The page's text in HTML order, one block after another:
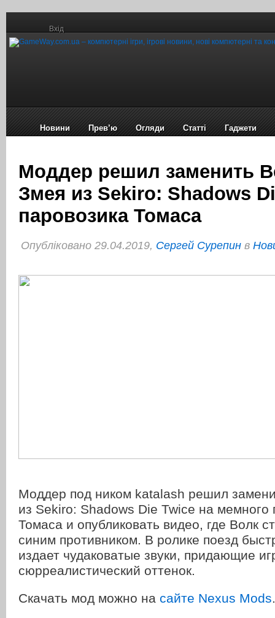
Вхід
Новини Прев’ю Огляди Статті Гаджети
Моддер решил заменить
Змея из Sekiro: Shadows
паровозика Томаса
Опубліковано 29.04.2019, Сергей Сурепин в
Моддер под ником katalash решил
из Sekiro: Shadows Die Twice на мемного
Томаса и опубликовать видео, где Волк
синим противником. В ролике поезд
издает чудаковатые звуки, придающие
сюрреалистический оттенок.
Скачать мод можно на сайте Nexus Mods.